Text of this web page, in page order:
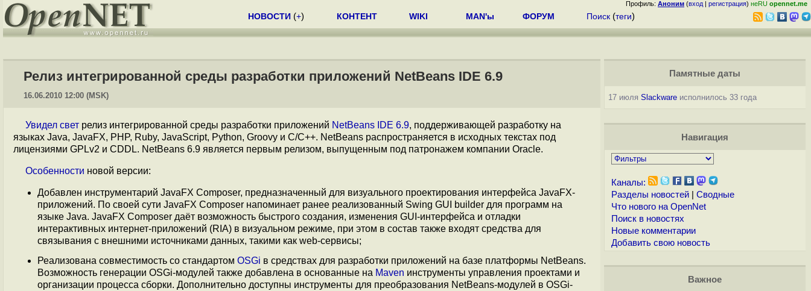
Профиль: Аноним (вход | регистрация) неRU opennet.me
НОВОСТИ (+) КОНТЕНТ WIKI MAN'ы ФОРУМ Поиск (теги)
Релиз интегрированной среды разработки приложений NetBeans IDE 6.9
16.06.2010 12:00 (MSK)
Увидел свет релиз интегрированной среды разработки приложений NetBeans IDE 6.9, поддерживающей разработку на
языках Java, JavaFX, PHP, Ruby, JavaScript, Python, Groovy и C/C++. NetBeans распространяется в исходных текстах под
лицензиями GPLv2 и CDDL. NetBeans 6.9 является первым релизом, выпущенным под патронажем компании Oracle.
Особенности новой версии:
Добавлен инструментарий JavaFX Composer, предназначенный для визуального проектирования интерфейса JavaFX-
приложений. По своей сути JavaFX Composer напоминает ранее реализованный Swing GUI builder для программ на
языке Java. JavaFX Composer даёт возможность быстрого создания, изменения GUI-интерфейса и отладки
интерактивных интернет-приложений (RIA) в визуальном режиме, при этом в состав также входят средства для
связывания с внешними источниками данных, такими как web-сервисы;
Реализована совместимость со стандартом OSGi в средствах для разработки приложений на базе платформы NetBeans.
Возможность генерации OSGi-модулей также добавлена в основанные на Maven инструменты управления проектами и
организации процесса сборки. Дополнительно доступны инструменты для преобразования NetBeans-модулей в OSGi-
Памятные даты
17 июля Slackwareисполнилось 33 года
Навигация
Каналы:
Разделы новостей| Сводные
Что нового на OpenNet
Поиск в новостях
Новые комментарии
Добавить свою новость
Важное